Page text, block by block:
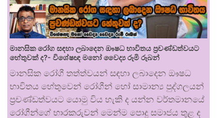
මානසික රෝග සඳහා ලබාදෙන ඖෂධ භාවිතය ප්‍රචණ්ඩත්වයට
හේතුවක් ද?- විශේෂඥ මනෝ වෛද්‍ය රූමි රූබන්
මානසික රෝගී තත්ත්වයන් සඳහා ලබාදෙන ඖෂධ
භාවිතය හේතුවෙන් රෝගීන් හෝ සාමාන්‍ය පුද්ගලයන්
ප්‍රචණ්ඩත්වයට යොමු විය හැකි ද යන්න වර්තමානයේ
රෝගීන්ගේ භාරකරුවන් මෙන්ම පොදු සමාජය තුළ ද